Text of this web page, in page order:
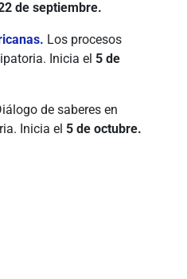
de septiembre.
Los procesos
Inicia el 5 de
de saberes en
Inicia el 5 de octubre.